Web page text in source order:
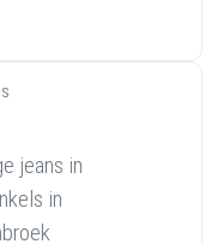
jeans in
in